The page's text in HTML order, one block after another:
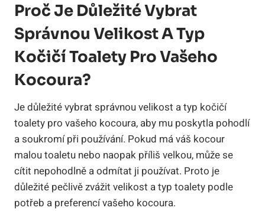
PročJe Důležité Vybrat
Správnou VelikostA Typ
Kočičí Toalety Pro Vašeho
Kocoura?
Je důležité vybrat správnou velikost a typ kočičí
toalety pro vašeho kocoura, aby mu poskytla pohodlí
a soukromí při používání. Pokud má váš kocour
malou toaletu nebo naopak příliš velkou, může se
cítit nepohodlně a odmítat ji používat. Proto je
důležité pečlivě zvážit velikost a typ toalety podle
potřeb a preferencí vašeho kocoura.